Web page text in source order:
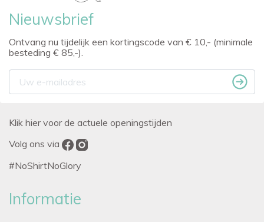
Nieuwsbrief
Ontvang nu tijdelijk een kortingscode van € 10,- (minimale
besteding € 85,-).
Klik hier voor de actuele openingstijden
Volg ons via
#NoShirtNoGlory
Informatie